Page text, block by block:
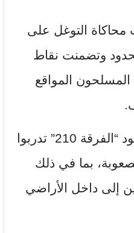
محاكاة التوغل على
من الحدود وتضمنت نقاط
المواقع
وأوضحت الصحيفة أن جنود “الفرقة 210” تدربوا
بما في ذلك
إلى داخل الأراضي